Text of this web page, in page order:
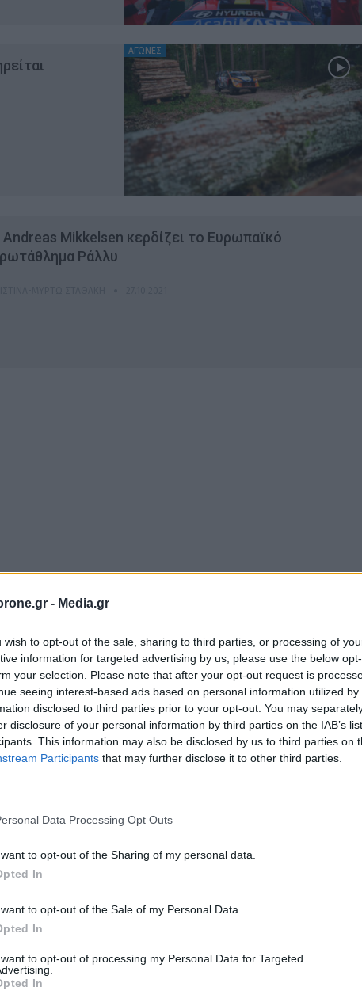
- Media.gr
wish to opt-out of the sale, sharing to third parties, or processing of
information for targeted advertising by us, please use the below
your selection. Please note that after your opt-out request is
seeing interest-based ads based on personal information utilized
disclosed to third parties prior to your opt-out. You may
disclosure of your personal information by third parties on the IAB’s
This information may also be disclosed by us to third parties on
Participants that may further disclose it to other third parties.
Data Processing Opt Outs
to opt-out of the Sharing of my personal data.
In
to opt-out of the Sale of my Personal Data.
In
to opt-out of processing my Personal Data for Targeted
In
ΑΓΩΝΕΣ
Mikkelsen κερδίζει το Ευρωπαϊκό
Ράλλυ